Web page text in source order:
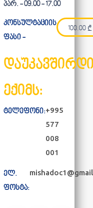
პარ. - 09.00 - 17.00
კონსულტაციის
ფასი -
100.00 ₾
ექიმს:
ტელეფონი:+995
577
008
001
ელ.
ფოსტა: